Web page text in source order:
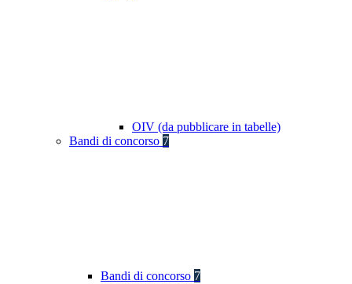
OIV (da pubblicare in tabelle)
Bandi di concorso 7
Bandi di concorso 7